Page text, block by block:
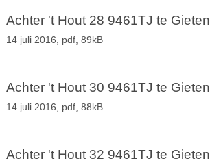
Achter 't Hout 28 9461TJ te Gieten
14 juli 2016, pdf, 89kB
Achter 't Hout 30 9461TJ te Gieten
14 juli 2016, pdf, 88kB
Achter 't Hout 32 9461TJ te Gieten